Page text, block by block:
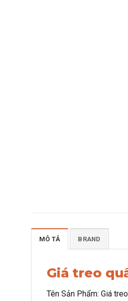
MÔ TẢ BRAND
Giá treo
Tên Sản Phẩm: Giá